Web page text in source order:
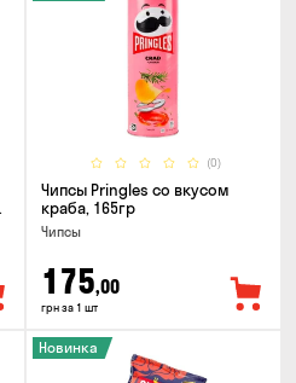
(0)
Чипсы Pringles со вкусом
краба, 165гр
Чипсы
175,00
грн за 1 шт
Новинка